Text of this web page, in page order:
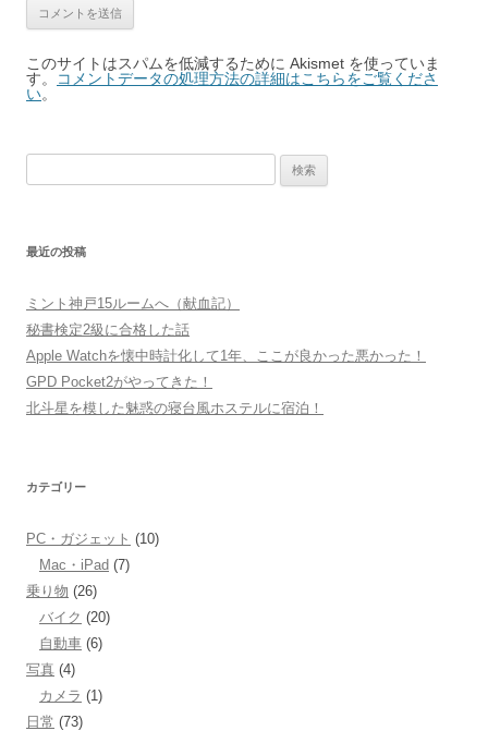
このサイトはスパムを低減するために Akismet を使っていま
す。
コメントデータの処理方法の詳細はこちらをご覧くださ
い。
最近の投稿
ミント神戸15ルームへ（献血記）
秘書検定2級に合格した話
Apple Watchを懐中時計化して1年、ここが良かった悪かった！
GPD Pocket2がやってきた！
北斗星を模した魅惑の寝台風ホステルに宿泊！
カテゴリー
PC・ガジェット (10)
Mac・iPad (7)
乗り物 (26)
バイク (20)
自動車 (6)
写真 (4)
カメラ (1)
日常 (73)